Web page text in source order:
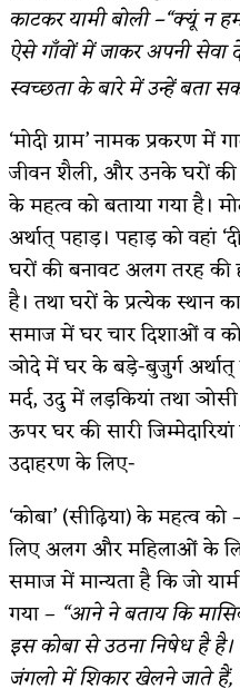
काटकर यामी बोली –“क्यूं न
ऐसे गाँवों में जाकर अपनी
स्वच्छता के बारे में उन्हें बता
‘मोदी ग्राम’ नामक प्रकरण में
जीवन शैली, और उनके घरों की
के महत्व को बताया गया है।
अर्थात् पहाड़। पहाड़ को वहां
घरों की बनावट अलग तरह
है। तथा घरों के प्रत्येक स्थान
समाज में घर चार दिशाओं व
ञोदे में घर के बड़े-बुजुर्ग अर्थात्
मर्द, उदु में लड़‌कियां तथा
ऊपर घर की सारी
उदाहरण के लिए-
‘कोबा’ (सीढ़िया) के महत्व को
लिए अलग और महिलाओं के
समाज में मान्यता है कि जो
गया – “आने ने बताय कि
इस कोबा से उठना निषेध है
जंगलो में शिकार खेलने जाते